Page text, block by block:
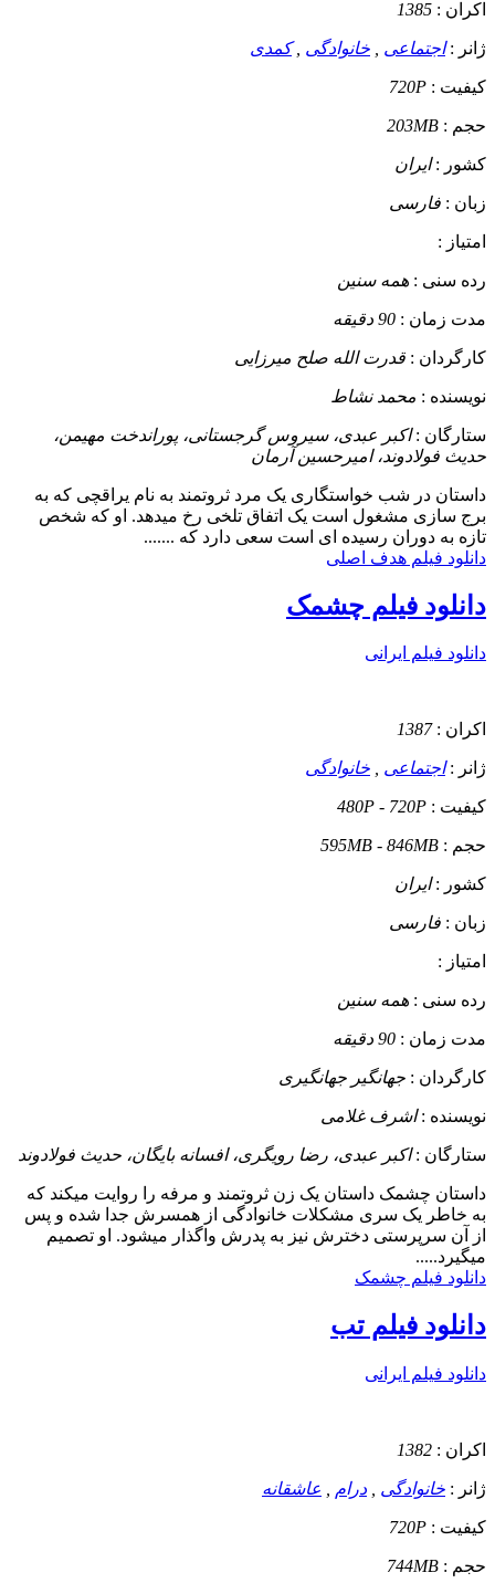
اکران : 1385
ژانر :اجتماعی خانوادگی ,کمدی
کیفیت : 720P
حجم : 203MB
کشور :ایران
زبان : فارسی
امتیاز :
رده سنی : همه سنین
مدت زمان : 90 دقیقه
کارگردان : قدرت الله صلح میرزایی
نویسنده : محمد نشاط
ستارگان :اکبر عبدی، سیروس گرجستانی، پوراندخت مهیمن،
حدیث فولادوند، امیرحسین آرمان
داستان در شب خواستگاری یک مرد ثروتمند به نام یراقچی که به
برج سازی مشغول است یک اتفاق تلخی رخ میدهد. او که شخص
تازه به دوران رسیده ای است سعی دارد که .......
دانلود فیلم هدف اصلی
دانلود فیلم چشمک
دانلود فیلم ایرانی
اکران :1387
ژانر :اجتماعی , خانوادگی
کیفیت : 480P - 720P
حجم : 595MB - 846MB
کشور :ایران
زبان : فارسی
امتیاز :
رده سنی : همه سنین
مدت زمان : 90 دقیقه
کارگردان : جهانگیر جهانگیری
نویسنده :اشرف غلامی
ستارگان :اکبر عبدی، رضا رویگری، افسانه بایگان، حدیث فولادوند
داستان چشمک داستان یک زن ثروتمند و مرفه را روایت میکند که
به خاطر یک سری مشکلات خانوادگی از همسرش جدا شده و پس
از آن سرپرستی دخترش نیز به پدرش واگذار میشود. او تصمیم
میگیرد.....
دانلود فیلم چشمک
دانلود فیلم تب
دانلود فیلم ایرانی
اکران : 1382
ژانر : خانوادگی درام عاشقانه
کیفیت : 720P
حجم : 744MB